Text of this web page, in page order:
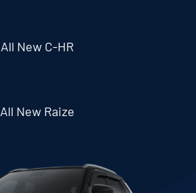
All New C-HR
All New Raize